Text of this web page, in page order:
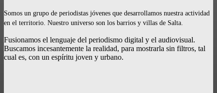
Somos un grupo de periodistas jóvenes que desarrollamos nuestra actividad
en el territorio. Nuestro universo son los barrios y villas de Salta.
Fusionamos el lenguaje del periodismo digital y el audiovisual.
Buscamos incesantemente la realidad, para mostrarla sin filtros, tal
cual es, con un espíritu joven y urbano.